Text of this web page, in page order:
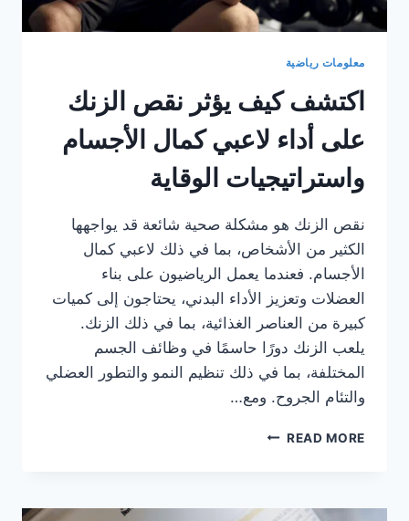
معلومات رياضية
اكتشف كيف يؤثر نقص الزنك
على أداء لاعبي كمال الأجسام
واستراتيجيات الوقاية
نقص الزنك هو مشكلة صحية شائعة قد يواجهها
الكثير من الأشخاص، بما في ذلك لاعبي كمال
الأجسام. فعندما يعمل الرياضيون على بناء
العضلات وتعزيز الأداء البدني، يحتاجون إلى كميات
كبيرة من العناصر الغذائية، بما في ذلك الزنك.
يلعب الزنك دورًا حاسمًا في وظائف الجسم
المختلفة، بما في ذلك تنظيم النمو والتطور العضلي
والتئام الجروح. ومع…
READ MOREاكتشف
الزنك